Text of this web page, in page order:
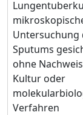
Untersuchung
Sputums
ohne
Kultur oder
Verfahren